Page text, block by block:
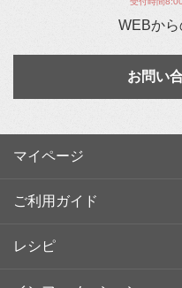
WEBか
お問い
マイページ
ご利用ガイド
レシピ